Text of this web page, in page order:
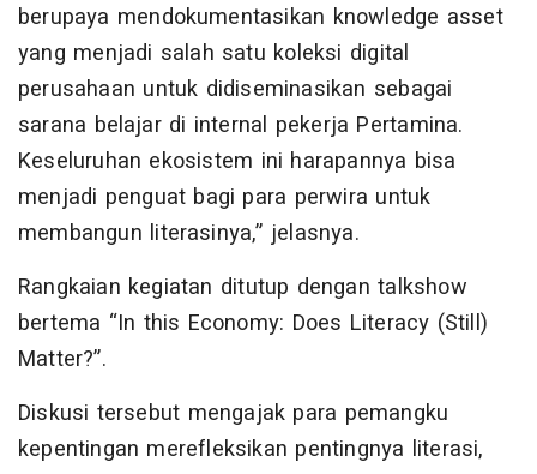
berupaya mendokumentasikan knowledge asset
yang menjadi salah satu koleksi digital
perusahaan untuk didiseminasikan sebagai
sarana belajar di internal pekerja Pertamina.
Keseluruhan ekosistem ini harapannya bisa
menjadi penguat bagi para perwira untuk
membangun literasinya,” jelasnya.
Rangkaian kegiatan ditutup dengan talkshow
bertema “In this Economy: Does Literacy (Still)
Matter?”.
Diskusi tersebut mengajak para pemangku
kepentingan merefleksikan pentingnya literasi,